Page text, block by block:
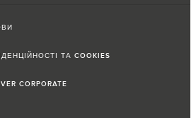
ТА COOKIES
CORPORATE